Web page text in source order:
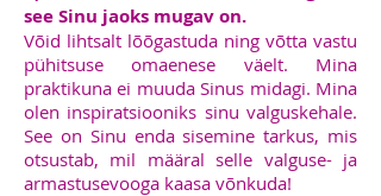
see Sinu jaoks mugav on.
Võid lihtsalt lõõgastuda ning võtta vastu
pühitsuse omaenese väelt. Mina
praktikuna ei muuda Sinus midagi. Mina
olen inspiratsiooniks sinu valguskehale.
See on Sinu enda sisemine tarkus, mis
otsustab, mil määral selle valguse- ja
armastusevooga kaasa võnkuda!